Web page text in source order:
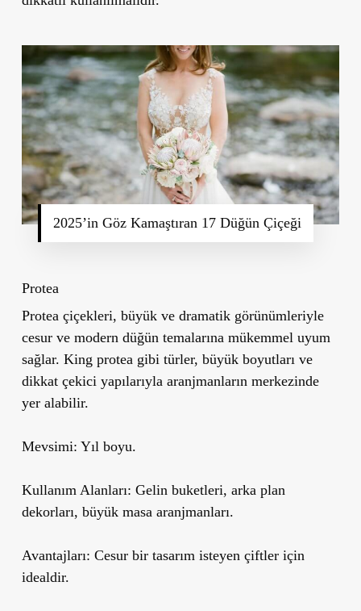
2025’in Göz Kamaştıran 17 Düğün Çiçeği
Protea
Protea çiçekleri, büyük ve dramatik görünümleriyle
cesur ve modern düğün temalarınamükemmel uyum
sağlar. King protea gibi türler, büyük boyutları ve
dikkat çekici yapılarıyla aranjmanların merkezinde
yer alabilir.
Mevsimi: Yıl boyu.
Kullanım Alanları: Gelin buketleri, arka plan
dekorları, büyük masa aranjmanları.
Avantajları: Cesur bir tasarım isteyen çiftler için
idealdir.